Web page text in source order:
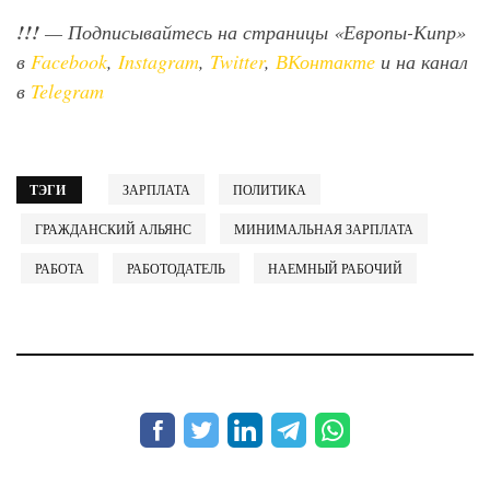
!!! — Подписывайтесь на страницы «Европы-Кипр»
в Facebook, Instagram, Twitter, ВКонтакте и на канал
в Telegram
ТЭГИ ЗАРПЛАТА ПОЛИТИКА
ГРАЖДАНСКИЙ АЛЬЯНС МИНИМАЛЬНАЯ ЗАРПЛАТА
РАБОТА РАБОТОДАТЕЛЬ НАЕМНЫЙ РАБОЧИЙ